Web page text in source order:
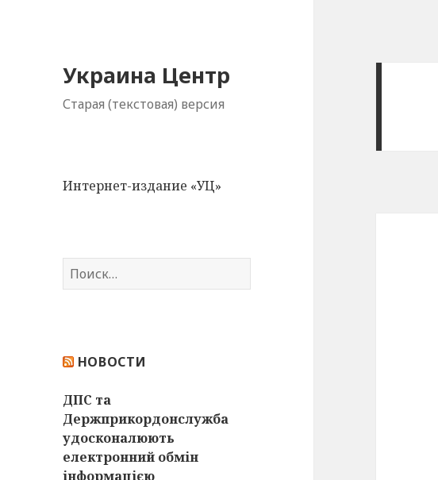
Украина Центр
Старая (текстовая) версия
Интернет-издание «УЦ»
Н
а
:
НОВОСТИ
ДПС та
Держприкордонслужба
удосконалюють
електронний обмін
інформацією